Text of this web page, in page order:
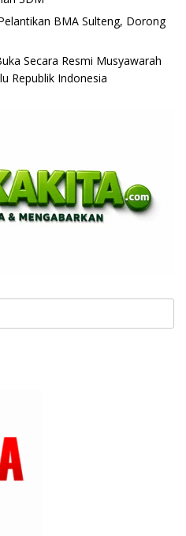
BMA Sulteng, Dorong
Secara Resmi Musyawarah
Republik Indonesia